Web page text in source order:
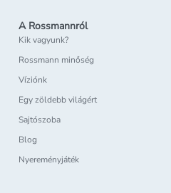
A Rossmannról
Kik vagyunk?
Rossmann minőség
Víziónk
Egy zöldebb világért
Sajtószoba
Blog
Nyereményjáték